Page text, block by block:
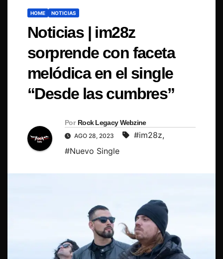
HOME NOTICIAS
Noticias | im28z
sorprende con faceta
melódica en el single
“Desde las cumbres”
Por Rock Legacy Webzine
AGO 28, 2023 #im28z,
#Nuevo Single